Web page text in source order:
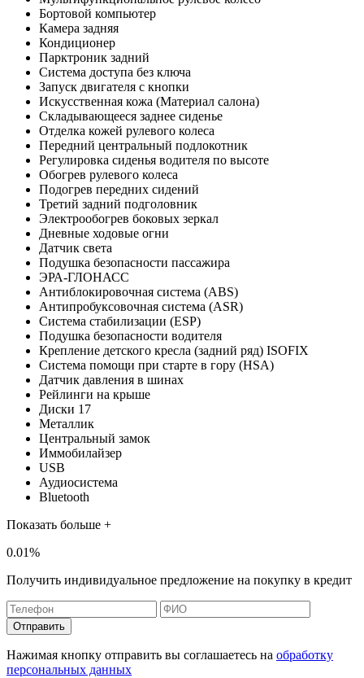
Бортовой компьютер
Камера задняя
Кондиционер
Парктроник задний
Система доступа без ключа
Запуск двигателя с кнопки
Искусственная кожа (Материал салона)
Складывающееся заднее сиденье
Отделка кожей рулевого колеса
Передний центральный подлокотник
Регулировка сиденья водителя по высоте
Обогрев рулевого колеса
Подогрев передних сидений
Третий задний подголовник
Электрообогрев боковых зеркал
Дневные ходовые огни
Датчик света
Подушка безопасности пассажира
ЭРА-ГЛОНАСС
Антиблокировочная система (ABS)
Антипробуксовочная система (ASR)
Система стабилизации (ESP)
Подушка безопасности водителя
Крепление детского кресла (задний ряд) ISOFIX
Система помощи при старте в гору (HSA)
Датчик давления в шинах
Рейлинги на крыше
Диски 17
Металлик
Центральный замок
Иммобилайзер
USB
Аудиосистема
Bluetooth
Показать больше +
0.01%
Получить индивидуальное предложение на покупку в кредит
Отправить
Нажимая кнопку отправить вы соглашаетесь на обработку
персональных данных